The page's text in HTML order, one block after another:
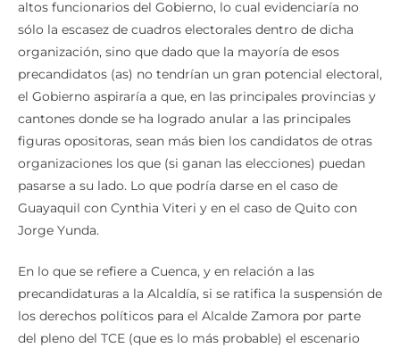
altos funcionarios del Gobierno, lo cual evidenciaría no
sólo la escasez de cuadros electorales dentro de dicha
organización, sino que dado que la mayoría de esos
precandidatos (as) no tendrían un gran potencial electoral,
el Gobierno aspiraría a que, en las principales provincias y
cantones donde se ha logrado anular a las principales
figuras opositoras, sean más bien los candidatos de otras
organizaciones los que (si ganan las elecciones) puedan
pasarse a su lado. Lo que podría darse en el caso de
Guayaquil con Cynthia Viteri y en el caso de Quito con
Jorge Yunda.
En lo que se refiere a Cuenca, y en relación a las
precandidaturas a la Alcaldía, si se ratifica la suspensión de
los derechos políticos para el Alcalde Zamora por parte
del pleno del TCE (que es lo más probable) el escenario